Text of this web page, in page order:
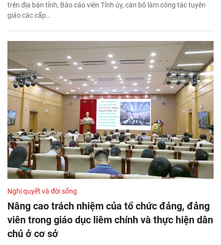
trên địa bàn tỉnh, Báo cáo viên Tỉnh ủy, cán bộ làm công tác tuyên
giáo các cấp…
Nghị quyết và đời sống
Nâng cao trách nhiệm của tổ chức đảng, đảng
viên trong giáo dục liêm chính và thực hiện dân
chủ ở cơ sở